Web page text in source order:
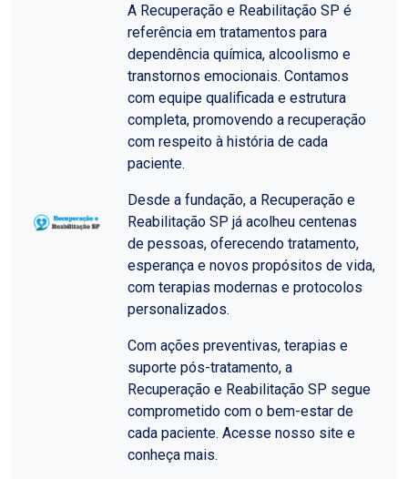
A Recuperação e Reabilitação SP é
referência em tratamentos para
dependência química, alcoolismo e
transtornos emocionais. Contamos
com equipe qualificada e estrutura
completa, promovendo a recuperação
com respeito à história de cada
paciente.
Desde a fundação, a Recuperação e
Reabilitação SP já acolheu centenas
de pessoas, oferecendo tratamento,
esperança e novos propósitos de vida,
com terapias modernas e protocolos
personalizados.
Com ações preventivas, terapias e
suporte pós-tratamento, a
Recuperação e Reabilitação SP segue
comprometido com o bem-estar de
cada paciente. Acesse nosso site e
conheça mais.